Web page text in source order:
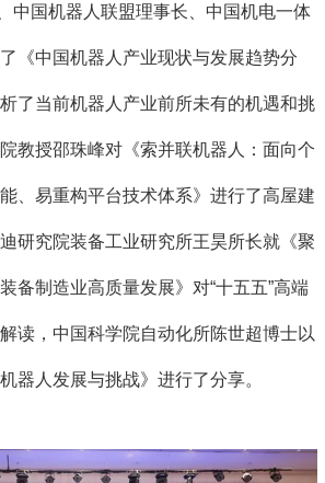
中国机器人联盟理事长、中国机电一体
《中国机器人产业现状与发展趋势分
了当前机器人产业前所未有的机遇和挑
教授邵珠峰对《索并联机器人：面向个
、易重构平台技术体系》进行了高屋建
研究院装备工业研究所王昊所长就《聚
备制造业高质量发展》对“十五五”高端
读，中国科学院自动化所陈世超博士以
器人发展与挑战》进行了分享。